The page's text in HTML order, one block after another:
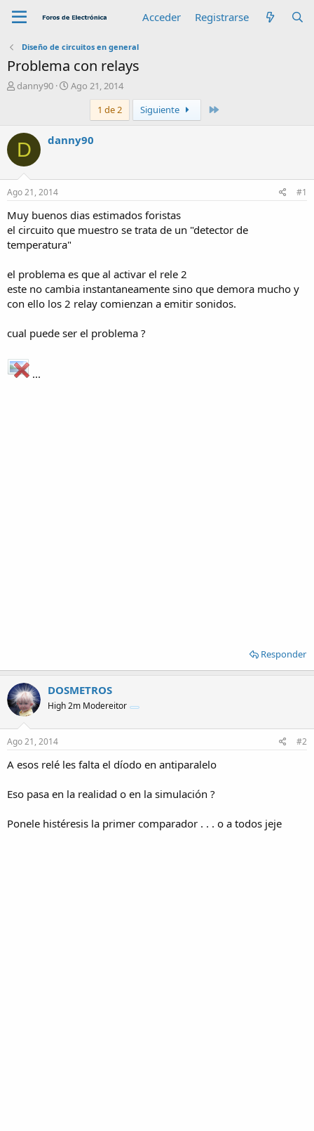
Acceder Registrarse
Diseño de circuitos en general
Problema con relays
A
r
danny90
F
a
d
c
o
Ago 21, 2014
1 de 2
Siguiente
D danny90
Ago 21, 2014 #1
Muy buenos dias estimados foristas
el circuito que muestro se trata de un "detector de
temperatura"
el problema es que al activar el rele 2
este no cambia instantaneamente sino que demora mucho y
con ello los 2 relay comienzan a emitir sonidos.
cual puede ser el problema ?
...
Responder
DOSMETROS
High 2m Modereitor
Ago 21, 2014 #2
A esos relé les falta el díodo en antiparalelo
Eso pasa en la realidad o en la simulación ?
Ponele histéresis la primer comparador . . . o a todos jeje